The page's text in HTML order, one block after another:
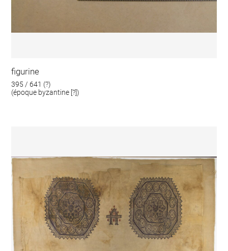
figurine
395 / 641 (?)
(époque byzantine [?])